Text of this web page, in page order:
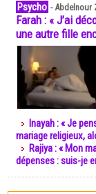
Psycho -Abdelnour
Farah : « J’ai
une autre fille
Inayah : « Je
mariage religieux,
Rajiya : « Mon
dépenses : suis-je